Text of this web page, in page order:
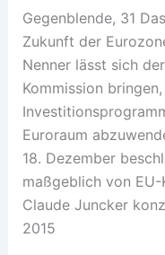
Gegenblende, 31
Zukunft der
Nenner lässt sich
Kommission
Euroraum
18. Dezember
maßgeblich von
Claude Juncker
2015